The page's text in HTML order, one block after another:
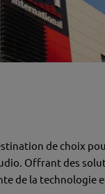
de choix
Offrant des
de la technologie